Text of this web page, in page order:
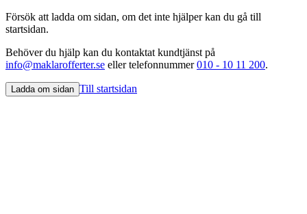
Försök att ladda om sidan, om det inte hjälper kan du gå till
startsidan.
Behöver du hjälp kan du kontaktat kundtjänst på
info@maklarofferter.se eller telefonnummer010 - 10 11 200.
Ladda om sidan Till startsidan